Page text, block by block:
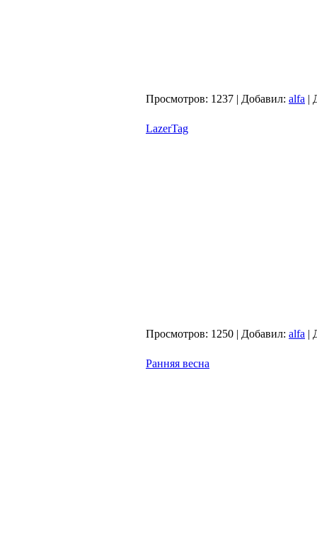
Просмотров: 1237 | Добавил: alfa |
LazerTag
Просмотров: 1250 | Добавил: alfa |
Ранняя весна